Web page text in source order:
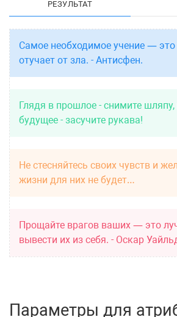
РЕЗУЛЬТАТ
Самое необходимое учение — это
отучает от зла. - Антисфен.
Глядя в прошлое - снимите шляпу,
будущее - засучите рукава!
Не стесняйтесь своих чувств и
жизни для них не будет…
Прощайте врагов ваших — это
вывести их из себя. - Оскар
Параметры для